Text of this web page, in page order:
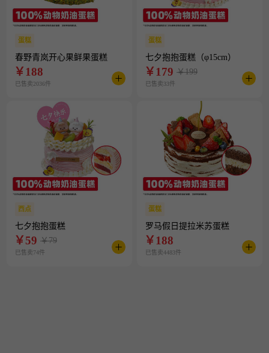
蛋糕
春野青岚开心果鲜果蛋糕
￥188
已售卖2036件
蛋糕
七夕抱抱蛋糕（φ15cm）
￥179 ￥199
已售卖33件
西点
七夕抱抱蛋糕
￥59 ￥79
已售卖74件
蛋糕
罗马假日提拉米苏蛋糕
￥188
已售卖4483件